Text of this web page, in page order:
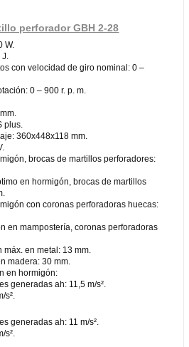
perforador GBH 2-28
W.
con velocidad de giro nominal: 0 –
0 – 900 r. p. m.
plus.
360x448x118 mm.
brocas de martillos perforadores:
en hormigón, brocas de martillos
con coronas perforadoras huecas:
en mampostería, coronas perforadoras
en metal: 13 mm.
madera: 30 mm.
en hormigón:
generadas ah: 11,5 m/s².
s².
generadas ah: 11 m/s².
s².